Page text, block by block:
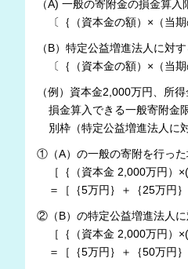
（A) 一般の寄附金の損金算
〔｛（資本金の額）×（当
（B）特定公益増進法人に対
〔｛（資本金の額）×（当
（例）資本金2,000万円、所
損金算入できる一般寄附
別枠（特定公益増進法人
①（A）の一般の寄附を行っ
［｛（資本金 2,000万円
＝［｛5万円｝＋｛25万円
②（B）の特定公益増進法人
［｛（資本金 2,000万円
＝［｛5万円｝＋｛50万円